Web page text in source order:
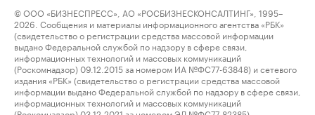
© ООО «БИЗНЕСПРЕСС», АО «РОСБИЗНЕСКОНСАЛТИНГ», 1995–
2026. Сообщения и материалы информационного агентства «РБК»
(свидетельство о регистрации средства массовой информации
выдано Федеральной службой по надзору в сфере связи,
информационных технологий и массовых коммуникаций
(Роскомнадзор) 09.12.2015 за номером ИА №ФС77-63848) и сетевого
издания «РБК» (свидетельство о регистрации средства массовой
информации выдано Федеральной службой по надзору в сфере связи,
информационных технологий и массовых коммуникаций